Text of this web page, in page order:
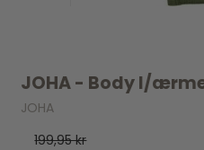
JOHA - Body l/
JOHA
199,95 kr